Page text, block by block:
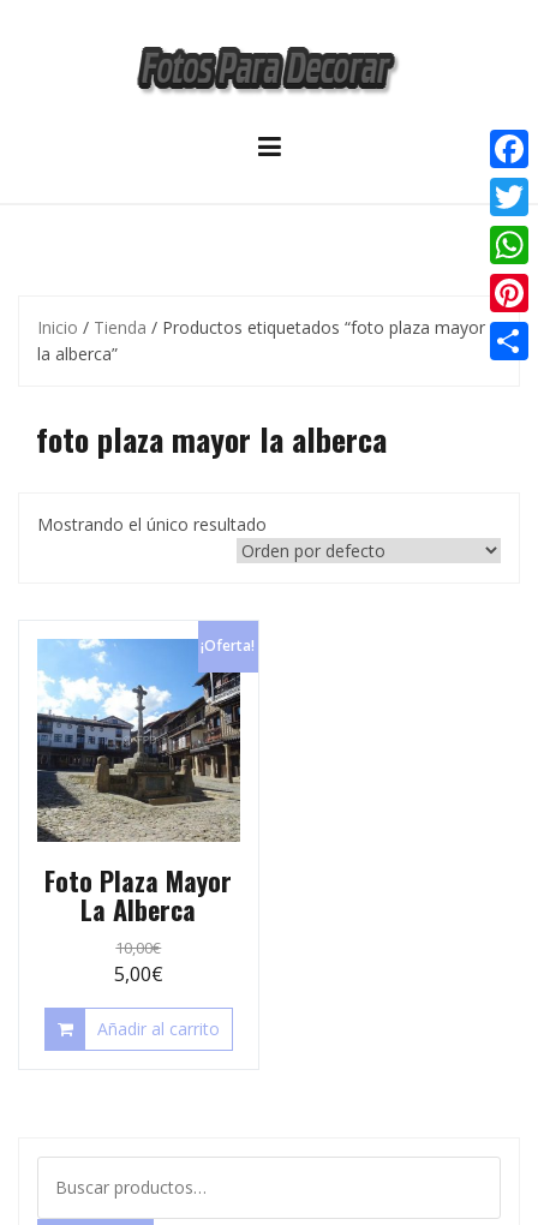
Inicio / Tienda / Productos etiquetados “foto plaza mayor
la alberca”
foto plaza mayor la alberca
Mostrando el único resultado
¡Oferta!
Foto Plaza Mayor
La Alberca
10,00€
5,00€
Añadir al carrito
por:
F
a
c
e
b
T
w
i
W
h
a
p
P
e
a
r